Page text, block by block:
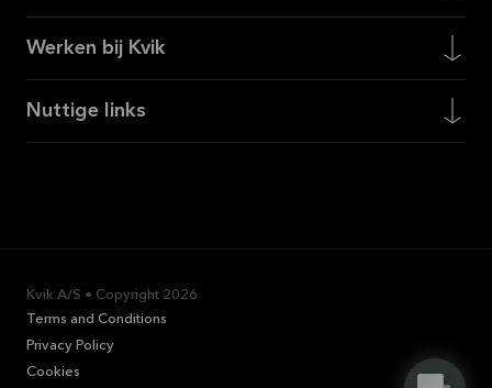
Werken bij Kvik
Nuttige links
Kvik A/S • Copyright 2026
Terms and Conditions
Privacy Policy
Cookies